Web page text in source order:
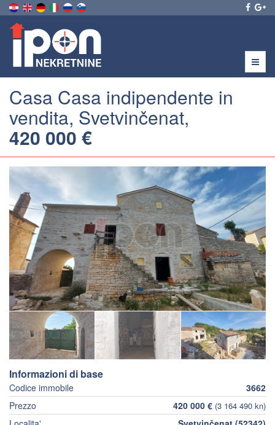
Menu
Casa Casa indipendente in
vendita, Svetvinčenat,
420 000 €
Informazioni di base
Codice immobile
3662
Prezzo
420 000 € (3 164 490 kn)